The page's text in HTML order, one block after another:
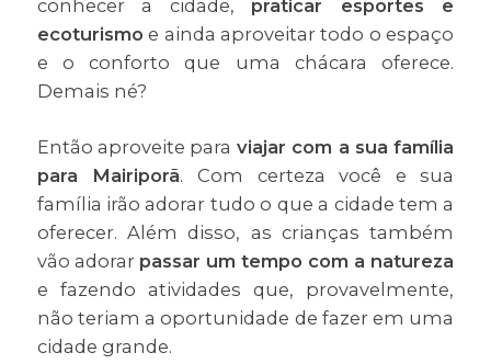
conhecer a cidade, praticar esportes e
ecoturismo e ainda aproveitar todo o espaço
e o conforto que uma chácara oferece.
Demais né?
Então aproveite para viajar com a sua família
para Mairiporã. Com certeza você e sua
família irão adorar tudo o que a cidade tem a
oferecer. Além disso, as crianças também
vão adorar passar um tempo com a natureza
e fazendo atividades que, provavelmente,
não teriam a oportunidade de fazer em uma
cidade grande.